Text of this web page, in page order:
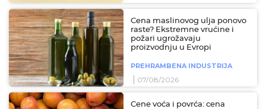
Cena maslinovog ulja ponovo
raste? Ekstremne vrućine i
požari ugrožavaju
proizvodnju u Evropi
PREHRAMBENA INDUSTRIJA
07/08/2026
Cene voća i povrća: cena